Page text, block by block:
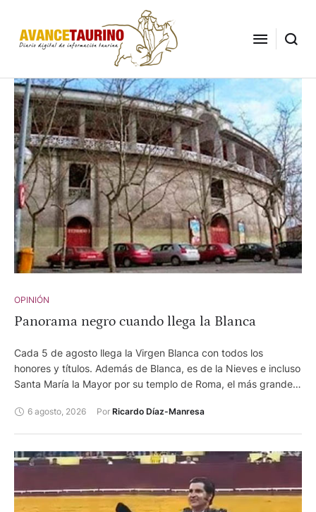
OPINIÓN
Panorama negro cuando llega la Blanca
Cada 5 de agosto llega la Virgen Blanca con todos los
honores y títulos. Además de Blanca, es de la Nieves e incluso
Santa María la Mayor por su templo de Roma, el más grande.
desaparecida en un mundo en el que los humanos parecen
decididos a cargárselo todo.
6 agosto, 2026 Por Ricardo Díaz-Manresa